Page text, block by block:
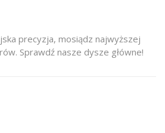
precyzja, mosiądz najwyższej
Sprawdź nasze dysze główne!